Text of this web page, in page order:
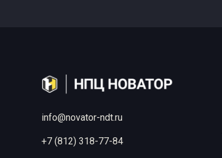
info@novator-ndt.ru
+7 (812) 318-77-84